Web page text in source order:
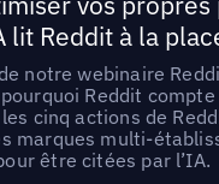
lit Reddit à la
notre webinaire
Reddit
cinq actions de
marques multi-
être citées par l’IA.